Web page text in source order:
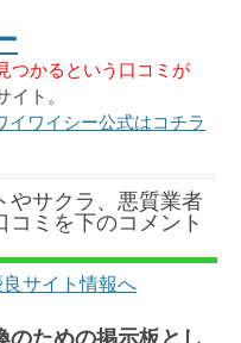
つかるという口コミが
ト。
イワイシー公式はコチラ
やサクラ、悪質業者
コミを下のコメント
サイト情報へ
のための掲示板とし